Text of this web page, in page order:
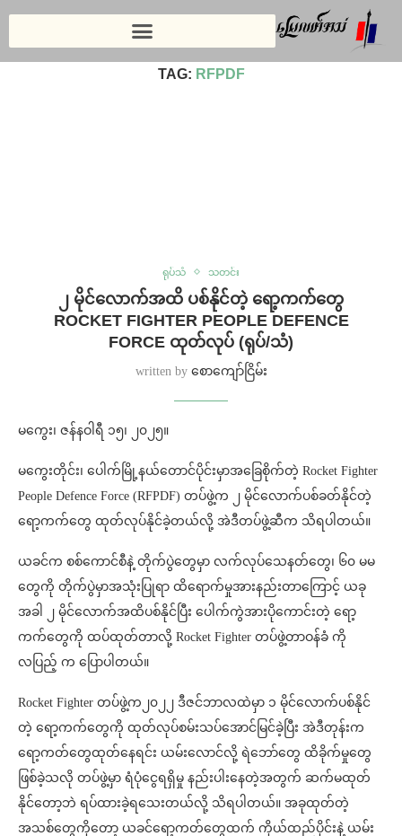
TAG: RFPDF
ရုပ်သံ သတင်း
၂ မိုင်လောက်အထိ ပစ်နိုင်တဲ့ ရော့ကက်တွေ
ROCKET FIGHTER PEOPLE DEFENCE
FORCE ထုတ်လုပ် (ရုပ်/သံ)
written by စောကျော်ငြိမ်း
မကွေး၊ ဇန်နဝါရီ ၁၅၊ ၂၀၂၅။
မကွေးတိုင်း၊ ပေါက်မြို့နယ်တောင်ပိုင်းမှာအခြေစိုက်တဲ့ Rocket Fighter
People Defence Force (RFPDF) တပ်ဖွဲ့က ၂ မိုင်လောက်ပစ်ခတ်နိုင်တဲ့
ရော့ကက်တွေ ထုတ်လုပ်နိုင်ခဲ့တယ်လို့ အဲဒီတပ်ဖွဲ့ဆီက သိရပါတယ်။
ယခင်က စစ်ကောင်စီနဲ့ တိုက်ပွဲတွေမှာ လက်လုပ်သေနတ်တွေ၊ ၆၀ မမ
တွေကို တိုက်ပွဲမှာအသုံးပြုရာ ထိရောက်မှုအားနည်းတာကြောင့် ယခု
အခါ ၂ မိုင်လောက်အထိပစ်နိုင်ပြီး ပေါက်ကွဲအားပိုကောင်းတဲ့ ရော့
ကက်တွေကို ထပ်ထုတ်တာလို့ Rocket Fighter တပ်ဖွဲ့တာဝန်ခံ ကို
လပြည့် က ပြောပါတယ်။
Rocket Fighter တပ်ဖွဲ့က၂၀၂၂ ဒီဇင်ဘာလထဲမှာ ၁ မိုင်လောက်ပစ်နိုင်
တဲ့ ရော့ကက်တွေကို ထုတ်လုပ်စမ်းသပ်အောင်မြင်ခဲ့ပြီး အဲဒီတုန်းက
ရော့ကတ်တွေထုတ်နေရင်း ယမ်းလောင်လို့ ရဲဘော်တွေ ထိခိုက်မှုတွေ
ဖြစ်ခဲ့သလို တပ်ဖွဲ့မှာ ရံပုံငွေရရှိမှု နည်းပါးနေတဲ့အတွက် ဆက်မထုတ်
နိုင်တော့ဘဲ ရပ်ထားခဲ့ရသေးတယ်လို့ သိရပါတယ်။ အခုထုတ်တဲ့
အသစ်တွေကိုတော့ ယခင်ရော့ကတ်တွေထက် ကိုယ်ထည်ပိုင်းနဲ့ ယမ်း